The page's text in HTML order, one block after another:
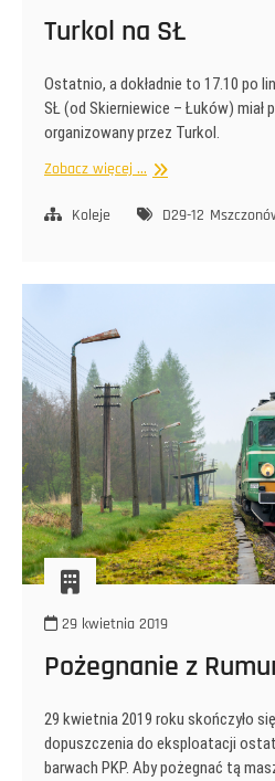
Turkol na SŁ
Ostatnio, a dokładnie to 17.10 po
SŁ (od Skierniewice – Łuków) miał
organizowany przez Turkol.
Zobacz więcej ... Turkol
SŁ
Koleje D29-12
29 kwietnia 2019
Pożegnanie z
29 kwietnia 2019 roku skończyło
dopuszczenia do eksploatacji
barwach PKP. Aby pożegnać tą